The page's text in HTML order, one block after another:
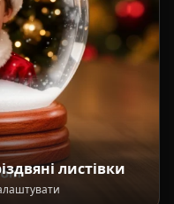
листівки